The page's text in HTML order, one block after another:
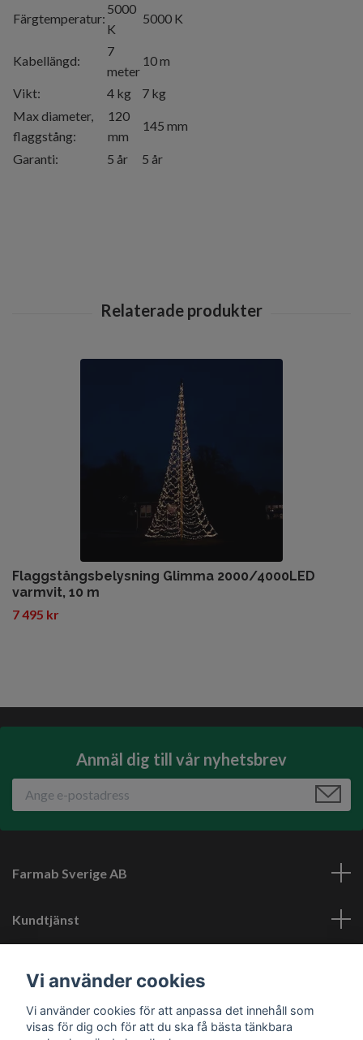
Färgtemperatur:
5000
K
5000 K
Kabellängd:
7
meter
10 m
Vikt: 4 kg
7 kg
Max diameter,
flaggstång:
120
mm
145 mm
Garanti: 5 år 5 år
Flaggstångsbelysning Glimma 2000/4000LED
varmvit, 10 m
7 495 kr
Anmäl dig till vår nyhetsbrev
Farmab Sverige AB
Kundtjänst
Sociala medier
Vi använder cookies
Vi använder cookies för att anpassa det innehåll som
visas för dig och för att du ska få bästa tänkbara